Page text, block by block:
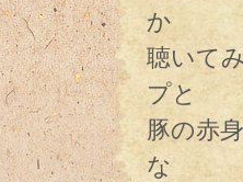
か
聴いて
プと
豚の赤
な